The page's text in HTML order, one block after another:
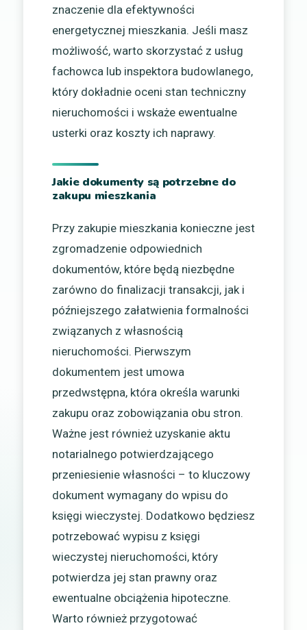
znaczenie dla efektywności
energetycznej mieszkania. Jeśli masz
możliwość, warto skorzystać z usług
fachowca lub inspektora budowlanego,
który dokładnie oceni stan techniczny
nieruchomości i wskaże ewentualne
usterki oraz koszty ich naprawy.
Jakie dokumenty są potrzebne do
zakupu mieszkania
Przy zakupie mieszkania konieczne jest
zgromadzenie odpowiednich
dokumentów, które będą niezbędne
zarówno do finalizacji transakcji, jak i
późniejszego załatwienia formalności
związanych z własnością
nieruchomości. Pierwszym
dokumentem jest umowa
przedwstępna, która określa warunki
zakupu oraz zobowiązania obu stron.
Ważne jest również uzyskanie aktu
notarialnego potwierdzającego
przeniesienie własności – to kluczowy
dokument wymagany do wpisu do
księgi wieczystej. Dodatkowo będziesz
potrzebować wypisu z księgi
wieczystej nieruchomości, który
potwierdza jej stan prawny oraz
ewentualne obciążenia hipoteczne.
Warto również przygotować